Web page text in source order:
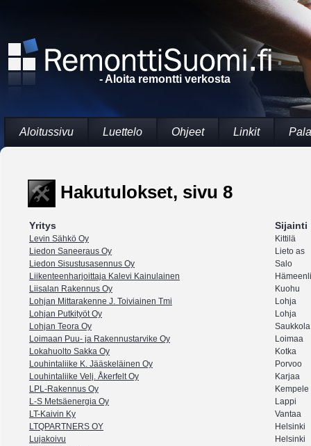
- Aloita remontti verkosta
Aloitussivu Luettelo Ohjeet Linkit
Hakutulokset, sivu 8
Yritys Sijainti
Levin Sähkö Oy
Kittilä
Liedon Saneeraus Oy
Lieto as
Liedon Sisustusasennus Oy
Salo
Liikenteenharjoittaja Kalevi Kainulainen
Liisalan Rakennus Oy
Kuohu
Lohjan Mittarakenne J. Toiviainen Tmi
Lohja
Lohjan Putkityöt Oy
Lohja
Lohjan Teora Oy
Saukkola
Loimaan Puu- ja Rakennustarvike Oy
Loimaa
Lokahuolto Sakka Oy
Kotka
Louhintaliike K. Jääskeläinen Oy
Porvoo
Louhintaliike Velj. Åkerfelt Oy
Karjaa
LPL-Rakennus Oy
Kempele
L-S Metsäenergia Oy
Lappi
LT-Kaivin Ky
Vantaa
LTQPARTNERS OY
Helsinki
Lujakoivu
Helsinki